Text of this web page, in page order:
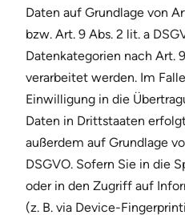
Daten auf Grundlage von
bzw. Art. 9 Abs. 2 lit. a
Datenkategorien nach Art.
verarbeitet werden. Im
Einwilligung in die
Daten in Drittstaaten
außerdem auf Grundlage
DSGVO. Sofern Sie in die
oder in den Zugriff auf
(z. B. via Device-